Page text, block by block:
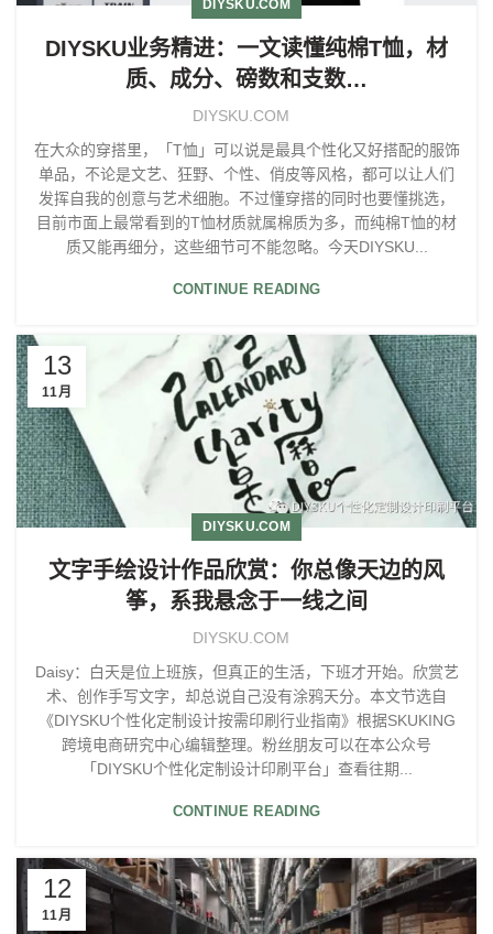
DIYSKU.COM
DIYSKU业务精进：一文读懂纯棉T恤，材
质、成分、磅数和支数…
DIYSKU.COM
在大众的穿搭里，「T恤」可以说是最具个性化又好搭配的服饰
单品，不论是文艺、狂野、个性、俏皮等风格，都可以让人们
发挥自我的创意与艺术细胞。不过懂穿搭的同时也要懂挑选，
目前市面上最常看到的T恤材质就属棉质为多，而纯棉T恤的材
质又能再细分，这些细节可不能忽略。今天DIYSKU...
CONTINUE READING
13
11月
DIYSKU.COM
文字手绘设计作品欣赏：你总像天边的风
筝，系我悬念于一线之间
DIYSKU.COM
Daisy：白天是位上班族，但真正的生活，下班才开始。欣赏艺
术、创作手写文字，却总说自己没有涂鸦天分。本文节选自
《DIYSKU个性化定制设计按需印刷行业指南》根据SKUKING
跨境电商研究中心编辑整理。粉丝朋友可以在本公众号
「DIYSKU个性化定制设计印刷平台」查看往期...
CONTINUE READING
12
11月